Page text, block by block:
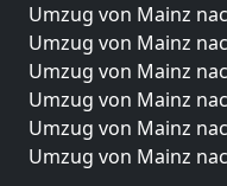
Umzug von Mainz
Umzug von Mainz
Umzug von Mainz
Umzug von Mainz
Umzug von Mainz
Umzug von Mainz